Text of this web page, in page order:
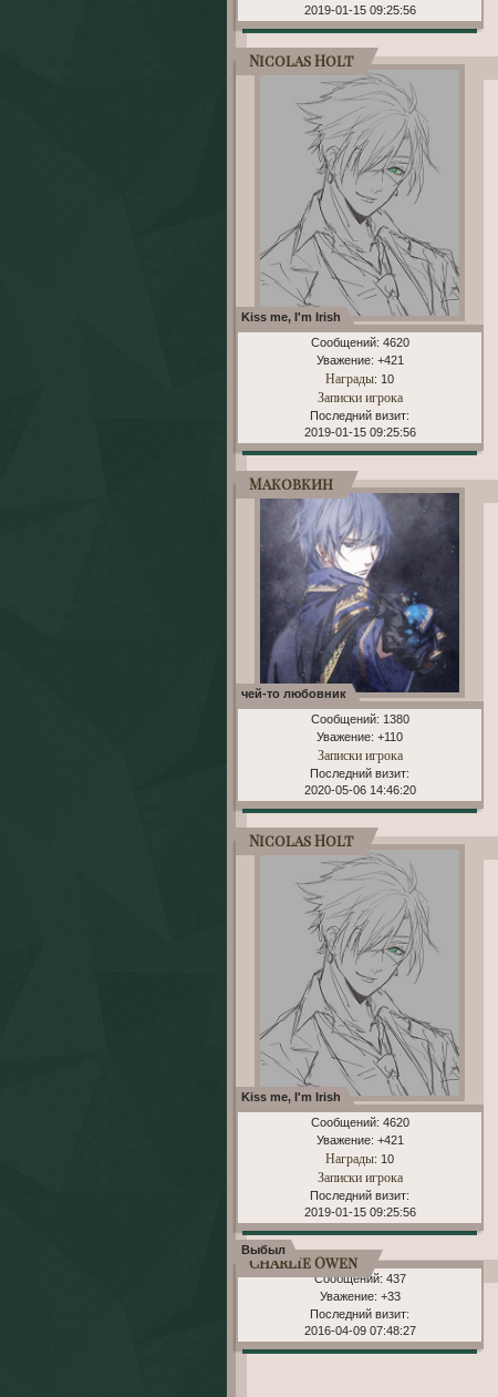
2019-01-15 09:25:56
Nicolas Holt
Kiss me, I'm Irish
Сообщений: 4620
Уважение: +421
Награды: 10
Записки игрока
Последний визит:
2019-01-15 09:25:56
Маковкин
чей-то любовник
Сообщений: 1380
Уважение: +110
Записки игрока
Последний визит:
2020-05-06 14:46:20
Nicolas Holt
Kiss me, I'm Irish
Сообщений: 4620
Уважение: +421
Награды: 10
Записки игрока
Последний визит:
2019-01-15 09:25:56
Charlie Owen
Выбыл
Сообщений: 437
Уважение: +33
Последний визит:
2016-04-09 07:48:27